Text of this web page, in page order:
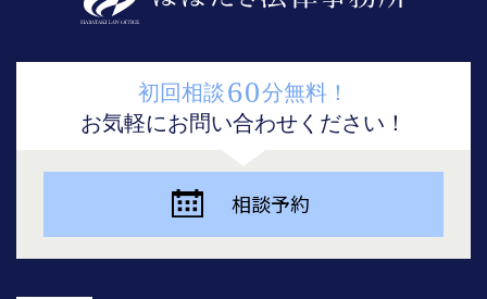
初回相談60分無料！
お気軽にお問い合わせください！
相談予約